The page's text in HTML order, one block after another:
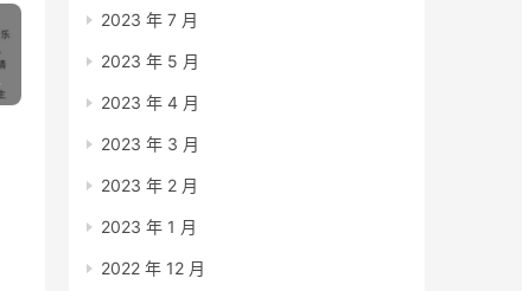
2023 年 7 月
2023 年 5 月
2023 年 4 月
2023 年 3 月
2023 年 2 月
2023 年 1 月
2022 年 12 月